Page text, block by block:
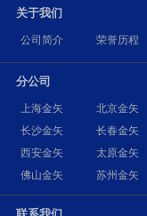
关于我们
公司简介 荣誉历程
分公司
上海金矢 北京金矢
长沙金矢
长春金矢
西安金矢
太原金矢
佛山金矢
苏州金矢